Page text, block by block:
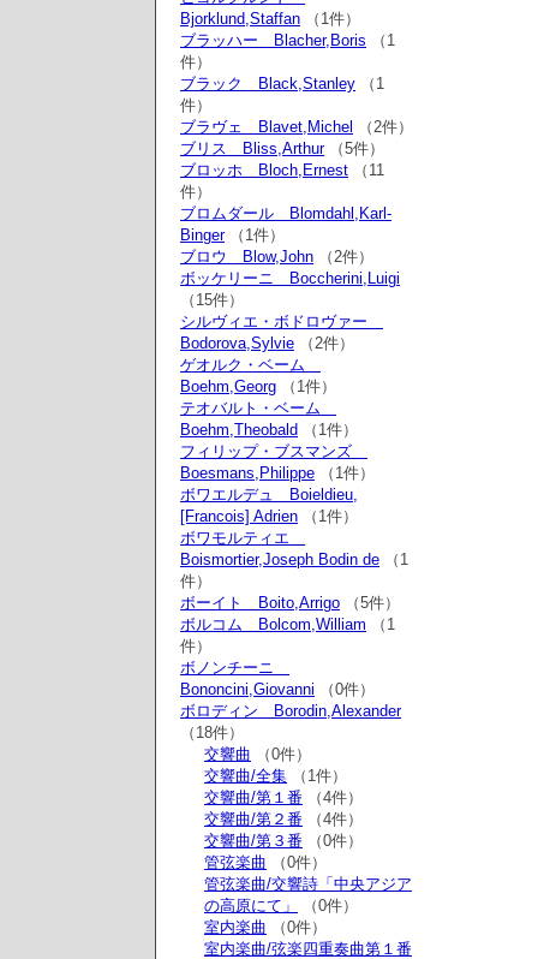
Bjorklund,Staffan （1件）
ブラッハー Blacher,Boris （1
件）
ブラック Black,Stanley （1
件）
ブラヴェ Blavet,Michel
（2件）
ブリス Bliss,Arthur（5件）
ブロッホ Bloch,Ernest （11
件）
ブロムダール Blomdahl,Karl-
Binger（1件）
ブロウ Blow,John （2件）
ボッケリーニ Boccherini,Luigi
（15件）
シルヴィエ・ボドロヴァー
Bodorova,Sylvie （2件）
ゲオルク・ベーム
Boehm,Georg （1件）
テオバルト・ベーム
Boehm,Theobald （1件）
フィリップ・ブスマンズ
Boesmans,Philippe （1件）
ボワエルデュ Boieldieu,
[Francois] Adrien （1件）
ボワモルティエ
Boismortier,Joseph Bodin de （1
件）
ボーイト Boito,Arrigo （5件）
ボルコム Bolcom,William （1
件）
ボノンチーニ
Bononcini,Giovanni （0件）
ボロディン Borodin,Alexander
（18件）
交響曲 （0件）
交響曲/全集 （1件）
交響曲/第１番 （4件）
交響曲/第２番 （4件）
交響曲/第３番 （0件）
管弦楽曲 （0件）
管弦楽曲/交響詩「中央アジア
の高原にて」
（0件）
室内楽曲 （0件）
室内楽曲/弦楽四重奏曲第１番